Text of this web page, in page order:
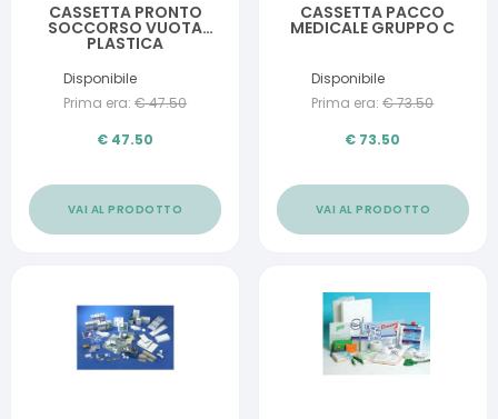
CASSETTA PRONTO
SOCCORSO VUOTA
PLASTICA
Disponibile
Prima era: €47.50
€ 47.50
VAI AL PRODOTTO
CASSETTA PACCO
MEDICALE GRUPPO C
Disponibile
Prima era: €73.50
€ 73.50
VAI AL PRODOTTO